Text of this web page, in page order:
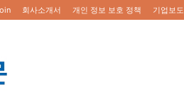
회사소개서 개인 정보 보호 정책 기업보도